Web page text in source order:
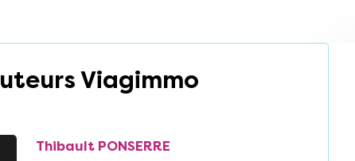
Viagimmo
Thibault PONSERRE